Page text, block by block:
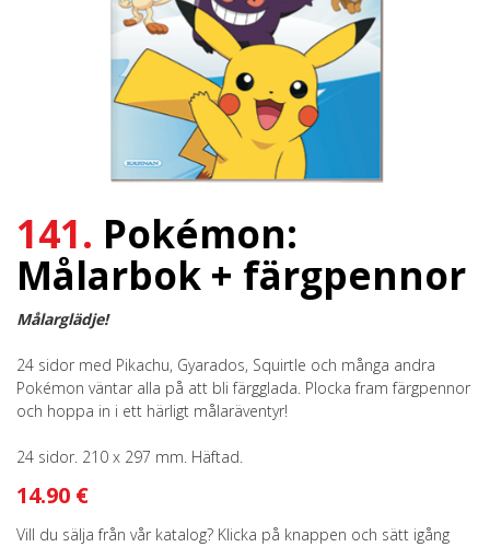
141. Pokémon:
Målarbok + färgpennor
Målarglädje!
24 sidor med Pikachu, Gyarados, Squirtle och många andra
Pokémon väntar alla på att bli färgglada. Plocka fram färgpennor
och hoppa in i ett härligt målaräventyr!
24 sidor. 210 x 297 mm. Häftad.
14.90 €
Vill du sälja från vår katalog? Klicka på knappen och sätt igång